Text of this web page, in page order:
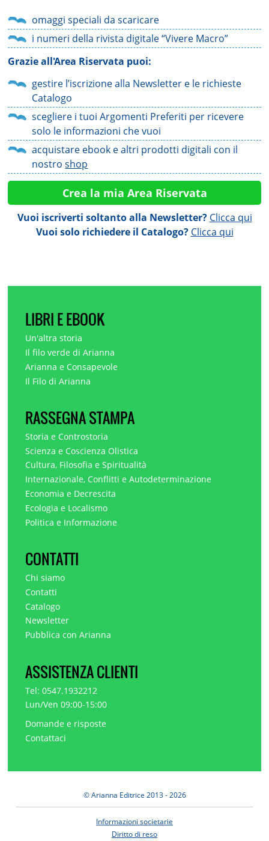
omaggi speciali da scaricare
i numeri della rivista digitale “Vivere Macro”
Grazie all'Area Riservata puoi:
gestire l’iscrizione alla Newsletter e le richieste
Catalogo
scegliere i tuoi Argomenti Preferiti per ricevere
solo le informazioni che vuoi
acquistare ebook e altri prodotti digitali con il
nostroshop
Crea la mia Area Riservata
Vuoi iscriverti soltanto alla Newsletter? Clicca qui
Vuoi solo richiedere il Catalogo? Clicca qui
LIBRI E EBOOK
Un'altra storia
Il filo verde di Arianna
Arianna e Consapevole
Il Filo di Arianna
RASSEGNA STAMPA
Storia e Controstoria
Scienza e Coscienza Olistica
Cultura, Filosofia e Spiritualità
Internazionale, Conflitti e Autodeterminazione
Economia e Decrescita
Ecologia e Localismo
Politica e Informazione
CONTATTI
Chi siamo
Contatti
Catalogo
Newsletter
Pubblica con Arianna
ASSISTENZA CLIENTI
Tel: 0547.1932212
Lun/Ven 09:00-15:00
Domande e risposte
Contattaci
© Arianna Editrice 2013 - 2026
Informazioni societarie
Diritto di reso